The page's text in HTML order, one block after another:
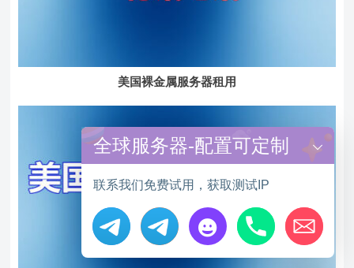
美国裸金属服务器租用
Hide chaty
全球服务器-配置可定制
联系我们免费试用，获取测试IP